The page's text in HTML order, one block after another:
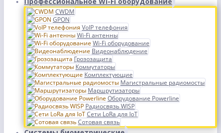
CWDM
GPON
VoIP телефония
Wi-Fi антенны
Wi-Fi оборудование
Видеонаблюдение
Грозозащита
Коммутаторы
Комплектующие
Магистральные радиомосты
Маршрутизаторы
Оборудование Powerline
Радиосвязь WISP
Сети LoRa для IoT
Сотовая связь